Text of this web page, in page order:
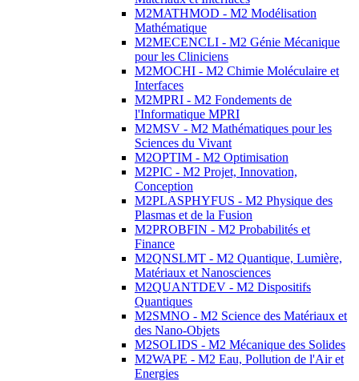
M2MATHMOD - M2 Modélisation
Mathématique
M2MECENCLI - M2 Génie Mécanique
pour les Cliniciens
M2MOCHI - M2 Chimie Moléculaire et
Interfaces
M2MPRI - M2 Fondements de
l'Informatique MPRI
M2MSV - M2 Mathématiques pour les
Sciences du Vivant
M2OPTIM - M2 Optimisation
M2PIC - M2 Projet, Innovation,
Conception
M2PLASPHYFUS - M2 Physique des
Plasmas et de la Fusion
M2PROBFIN - M2 Probabilités et
Finance
M2QNSLMT - M2 Quantique, Lumière,
Matériaux et Nanosciences
M2QUANTDEV - M2 Dispositifs
Quantiques
M2SMNO - M2 Science des Matériaux et
des Nano-Objets
M2SOLIDS - M2 Mécanique des Solides
M2WAPE - M2 Eau, Pollution de l'Air et
Energies